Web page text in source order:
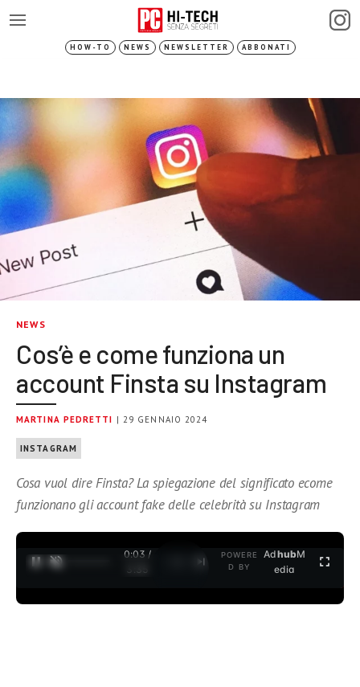
HOW-TO NEWS NEWSLETTER ABBONATI
NEWS
Cos’è e come funziona un
account Finsta su Instagram
MARTINA PEDRETTI | 29 GENNAIO 2024
INSTAGRAM
Cosa vuol dire Finsta? La spiegazione del significato ecome
funzionano gli account fake delle celebrità su Instagram
0:04 /
3:35
POWERE
D BY
AdhubM
edia